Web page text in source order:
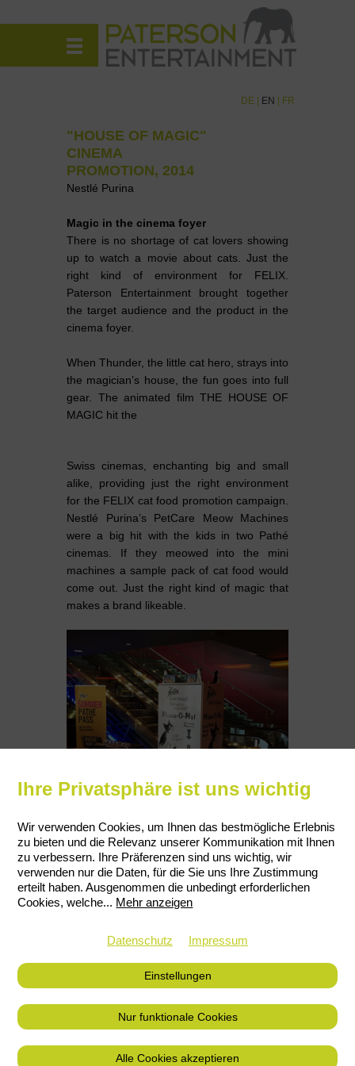
DE EN FR
"HOUSE OF MAGIC"
CINEMA
PROMOTION, 2014
Nestlé Purina
Magic in the cinema foyer
There is no shortage of cat lovers showing
up to watch a movie about cats. Just the
right kind of environment for FELIX.
Paterson Entertainment brought together
the target audience and the product in the
cinema foyer.
When Thunder, the little cat hero, strays into
the magician’s house, the fun goes into full
gear. The animated film THE HOUSE OF
MAGIC hit the
Swiss cinemas, enchanting big and small
alike, providing just the right environment
for the FELIX cat food promotion campaign.
Nestlé Purina’s PetCare Meow Machines
were a big hit with the kids in two Pathé
cinemas. If they meowed into the mini
machines a sample pack of cat food would
come out. Just the right kind of magic that
makes a brand likeable.
Ihre Privatsphäre ist uns wichtig
Wir verwenden Cookies, um Ihnen das bestmögliche Erlebnis
zu bieten und die Relevanz unserer Kommunikation mit Ihnen
zu verbessern. Ihre Präferenzen sind uns wichtig, wir
verwenden nur die Daten, für die Sie uns Ihre Zustimmung
erteilt haben. Ausgenommen die unbedingt erforderlichen
Cookies, welche... Mehr anzeigen
Datenschutz Impressum
Einstellungen
Nur funktionale Cookies
Alle Cookies akzeptieren